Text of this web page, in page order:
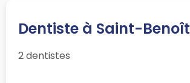
Dentiste à Saint-Benoît
2 dentistes